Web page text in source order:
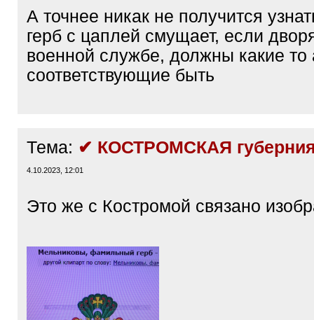
А точнее никак не получится
герб с цаплей смущает, если
военной службе, должны какие то
соответствующие быть
Тема: ✔ КОСТРОМСКАЯ
4.10.2023, 12:01
Это же с Костромой связано